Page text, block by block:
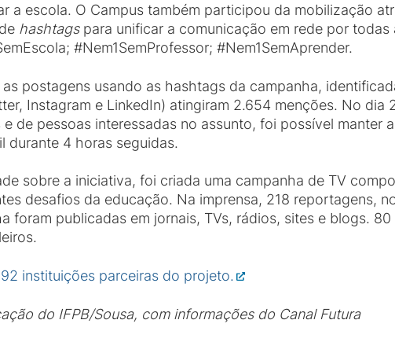
a escola. O Campus também participou da mobilização
hashtagspara unificar a comunicação em rede por todas
#Nem1SemProfessor; #Nem1SemAprender.
postagens usando as hashtags da campanha,
Instagram e LinkedIn) atingiram 2.654 menções. No
de pessoas interessadas no assunto, foi possível manter
durante 4 horas seguidas.
sobre a iniciativa, foi criada uma campanha de TV
desafios da educação. Na imprensa, 218 reportagens,
foram publicadas em jornais, TVs, rádios, sites e blogs.
instituições parceiras do projeto.
do IFPB/Sousa, com informações do Canal Futura